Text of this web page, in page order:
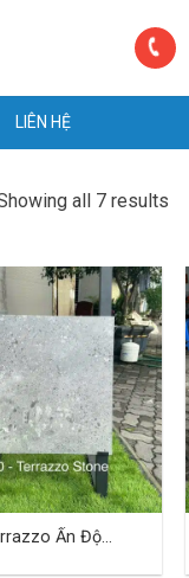
LIÊN HỆ
all 7 results
Ấn Độ